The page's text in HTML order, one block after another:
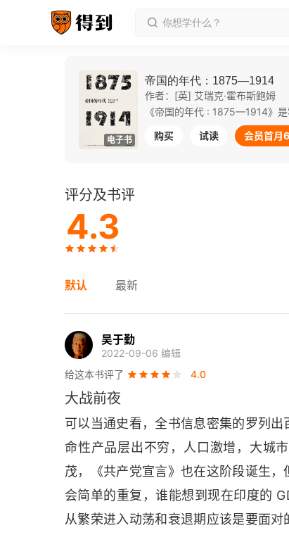
电子书
帝国的年代：1875—1914
作者：[英] 艾瑞克·霍布斯鲍姆
购买
试读 会员首月
评分及书评
4.3
默认 最新
吴于勤
2022-09-06 编辑
给这本书评了
4.0
大战前夜
可以当通史看，全书信息密集的罗列
命性产品层出不穷，人口激增，大城
茂，《共产党宣言》也在这阶段诞生
会简单的重复，谁能想到现在印度的
从繁荣进入动荡和衰退期应该是要面